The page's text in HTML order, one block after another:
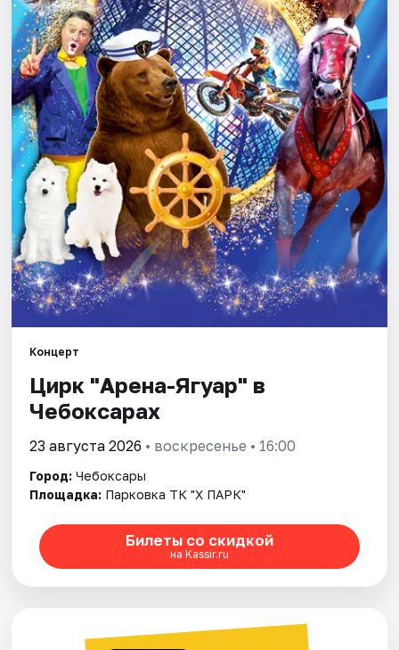
Площадки
Артисты
Рейтинги
Концерт
Цирк "Арена-Ягуар" в
Чебоксарах
23 августа 2026 • воскресенье • 16:00
Город: Чебоксары
Площадка: Парковка ТК "Х ПАРК"
Билеты со скидкой
на Kassir.ru